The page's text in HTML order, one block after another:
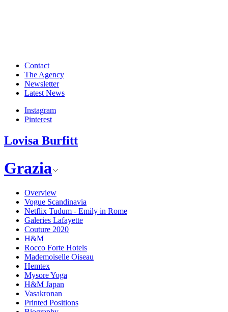
Contact
The Agency
Newsletter
Latest News
Instagram
Pinterest
Lovisa Burfitt
Grazia
Overview
Vogue Scandinavia
Netflix Tudum - Emily in Rome
Galeries Lafayette
Couture 2020
H&M
Rocco Forte Hotels
Mademoiselle Oiseau
Hemtex
Mysore Yoga
H&M Japan
Vasakronan
Printed Positions